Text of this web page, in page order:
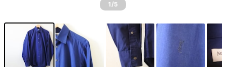
1 /5